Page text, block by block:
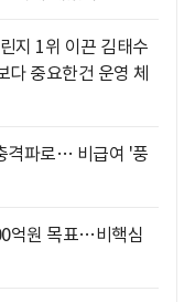
지 1위 이끈 김태수
중요한건 운영 체
격파로… 비급여 '풍
억원 목표…비핵심